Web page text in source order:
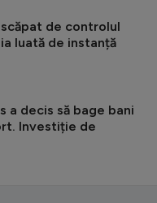
de controlul
luată de instanță
a decis să bage bani
Investiție de